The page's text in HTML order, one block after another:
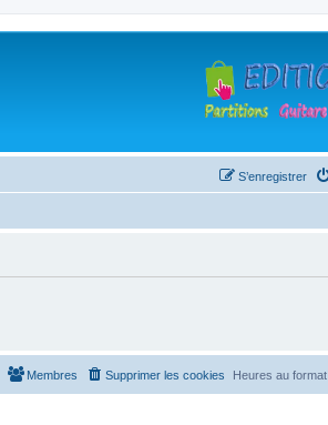
S’enregistrer
Heures au format
Supprimer les cookies
Membres